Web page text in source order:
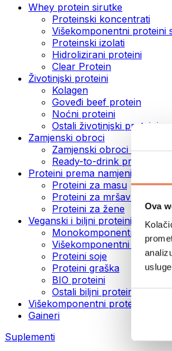
Ova
Whey protein sirutke
Proteinski koncentrati
Višekomponentni proteini
Proteinski izolati
Hidrolizirani proteini
Clear Protein
Životinjski proteini
Kolagen
Goveđi beef protein
Noćni proteini
Ostali životinjski proteini
Zamjenski obroci
Zamjenski obroci u prahu
Ready-to-drink proteinski
Proteini prema namjeni
Proteini za masu
Proteini za mršavljenje
Proteini za žene
Veganski i biljni proteini
Monokomponentni
Višekomponentni
Proteini soje
Proteini graška
BIO proteini
Ostali biljni proteini
Višekomponentni protein
Gaineri
Suplementi